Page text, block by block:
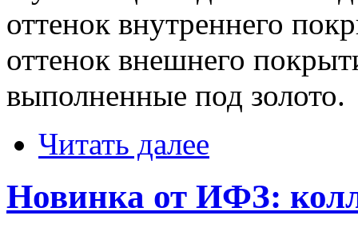
оттенок внутреннего
оттенок внешнего
выполненные под золото.
Читать далее
Новинка от ИФЗ: